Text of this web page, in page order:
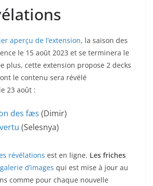
aperçu de l’extension, la saison des
le 15 août 2023 et se terminera le
plus, cette extension propose 2 decks
le contenu sera révélé
23 août :
des fæs (Dimir)
(Selesnya)
révélations est en ligne. Les friches
galerie d’images qui est mise à jour au
comme pour chaque nouvelle